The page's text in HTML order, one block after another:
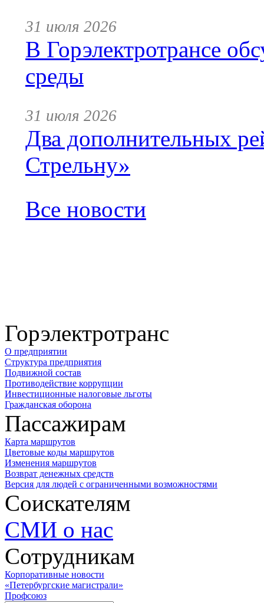
31 июля 2026
В Горэлектротрансе
среды
31 июля 2026
Два дополнительных
Стрельну»
Все новости
Горэлектротранс
О предприятии
Структура предприятия
Подвижной состав
Противодействие коррупции
Инвестиционные налоговые льготы
Гражданская оборона
Пассажирам
Карта маршрутов
Цветовые коды маршрутов
Изменения маршрутов
Возврат денежных средств
Версия для людей с ограниченными возможностями
Соискателям
СМИ о нас
Сотрудникам
Корпоративные новости
«Петербургские магистрали»
Профсоюз